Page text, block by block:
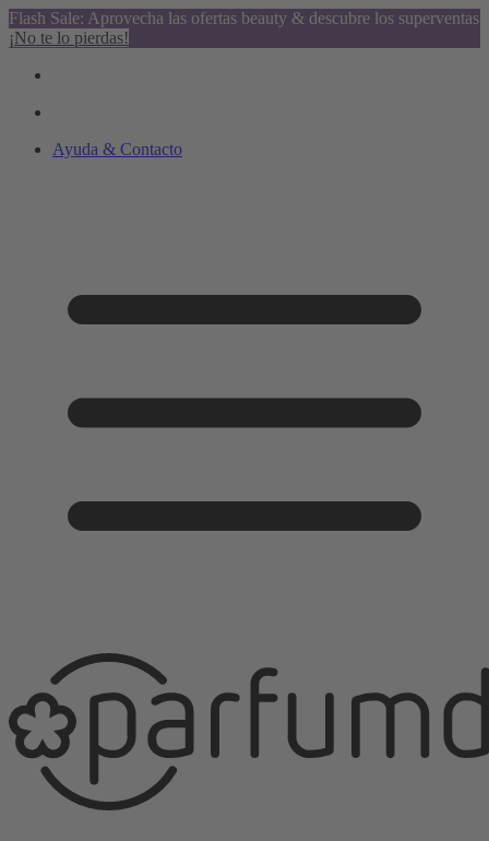
Flash Sale: Aprovecha las ofertas beauty & descubre los superventas
¡No te lo pierdas!
Ayuda & Contacto